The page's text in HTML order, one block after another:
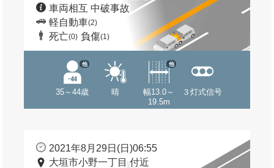
車両相互 中破事故
軽自動車(2)
死亡(0) 負傷(1)
35～44歳
他
晴
幅13.0～
19.5m
他
３灯式信号
2021年8月29日(日)06:55
大垣市小野一丁目 付近